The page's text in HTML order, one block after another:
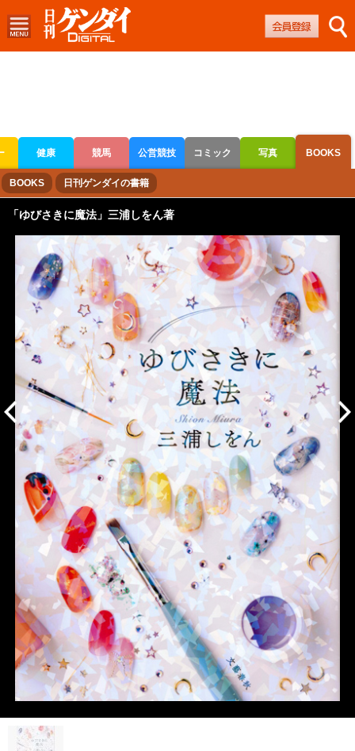
健康 競馬 公営競技 コミック 写真 BOOKS
ボートレース 競輪 オートレース
BOOKS 日刊ゲンダイの書籍
「ゆびさきに魔法」三浦しをん著